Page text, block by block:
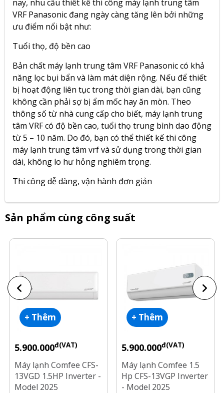
nay, nhu cầu thiết kế thi công máy lạnh trung tâm
VRF Panasonic đang ngày càng tăng lên bởi những
ưu điểm nổi bật như:
Tuổi thọ, độ bền cao
Bản chất máy lạnh trung tâm VRF Panasonic có khả
năng lọc bụi bẩn và làm mát diện rộng. Nếu để thiết
bị hoạt động liên tục trong thời gian dài, bạn cũng
không cần phải sợ bị ẩm mốc hay ăn mòn. Theo
thông số từ nhà cung cấp cho biết, máy lạnh trung
tâm VRF có độ bền cao, tuổi thọ trung bình dao động
từ 5 – 10 năm. Do đó, bạn có thể thiết kế thi công
máy lạnh trung tâm vrf và sử dụng trong thời gian
dài, không lo hư hỏng nghiêm trọng.
Thi công dễ dàng, vận hành đơn giản
Sản phẩm cùng công suất
+ Thêm
5.900.000đ(VAT)
Máy lạnh Comfee CFS-
13VGD 1.5HP Inverter -
Model 2025
+ Thêm
5.900.000đ(VAT)
Máy lạnh Comfee 1.5
Hp CFS-13VGP Inverter
- Model 2025